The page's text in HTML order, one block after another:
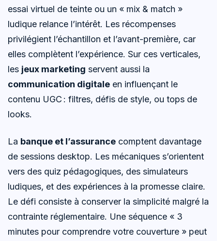
essai virtuel de teinte ou un « mix & match »
ludique relance l’intérêt. Les récompenses
privilégient l’échantillon et l’avant-première, car
elles complètent l’expérience. Sur ces verticales,
les jeux marketing servent aussi la
communication digitale en influençant le
contenu UGC : filtres, défis de style, ou tops de
looks.
La banque et l’assurance comptent davantage
de sessions desktop. Les mécaniques s’orientent
vers des quiz pédagogiques, des simulateurs
ludiques, et des expériences à la promesse claire.
Le défi consiste à conserver la simplicité malgré la
contrainte réglementaire. Une séquence « 3
minutes pour comprendre votre couverture » peut